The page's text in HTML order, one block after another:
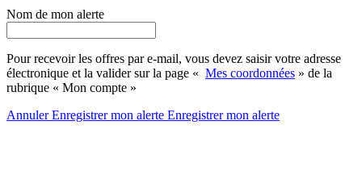
Nom de mon alerte
Pour recevoir les offres par e-mail, vous devez saisir votre adresse
électronique et la valider sur la page « Mes coordonnées » de la
rubrique « Mon compte »
AnnulerEnregistrer mon alerte Enregistrermon alerte